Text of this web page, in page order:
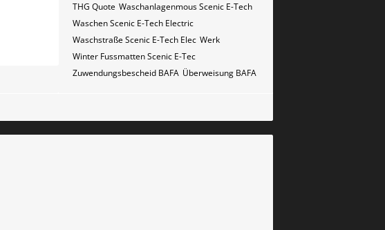
THG Quote Waschanlagenmous Scenic E-Tech
Waschen Scenic E-Tech Electric
Waschstraße Scenic E-Tech Elec Werk
Winter Fussmatten Scenic E-Tec
Zuwendungsbescheid BAFA Überweisung BAFA